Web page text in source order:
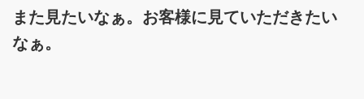
また見たいなぁ。お客様に見ていただきたい
なぁ。